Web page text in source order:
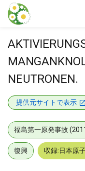
本文に飛ぶ
NEUTRONEN.
提供元サイトで表示
福島第一原発事故
復興 収録:日本原